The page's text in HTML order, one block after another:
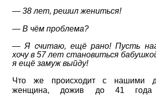
— 38 лет, решил жениться!
— В чём проблема?
— Я считаю, ещё рано! Пусть
хочу в 57 лет становиться
я ещё замуж выйду!
Что же происходит с нашими
женщина, дожив до 41 года